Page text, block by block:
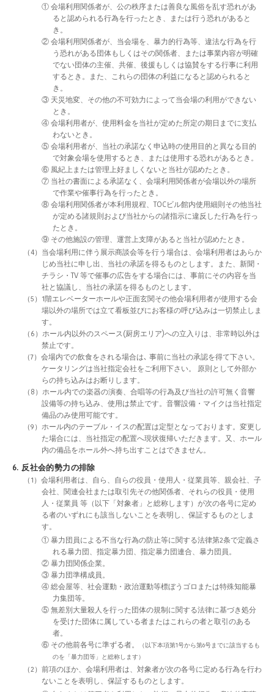
① 会場利用関係者が、公の秩序または善良な風俗を乱す恐れがあ
ると認められる行為を行ったとき、または行う恐れがあると
き。
② 会場利用関係者が、当会場を、暴力的行為等、違法な行為を行
う恐れがある団体もしくはその関係者、または事業内容が明確
でない団体の主催、共催、後援もしくは協賛をする行事に利用
するとき。また、これらの団体の利益になると認められると
き。
③ 天災地変、その他の不可効力によって当会場の利用ができない
とき。
④ 会場利用者が、使用料金を当社が定めた所定の期日までに支払
わないとき。
⑤ 会場利用者が、当社の承諾なく申込時の使用目的と異なる目的
で対象会場を使用するとき、または使用する恐れがあるとき。
⑥ 風紀上または管理上好ましくないと当社が認めたとき。
⑦ 当社の書面による承諾なく、会場利用関係者が会場以外の場所
で作業や催事行為を行ったとき。
⑧ 会場利用関係者が本利用規程、TOCビル館内使用細則その他当社
が定める諸規則および当社からの諸指示に違反した行為を行っ
たとき。
⑨ その他施設の管理、運営上支障があると当社が認めたとき。
（4）当会場利用に伴う展示商談会等を行う場合は、会場利用者はあらか
じめ当社に申し出、当社の承諾を得るものとします。また、新聞・
チラシ・TV 等で催事の広告をする場合には、事前にその内容を当
社と協議し、当社の承諾を得るものとします。
（5）1階エレベーターホールや正面玄関その他会場利用者が使用する会
場以外の場所では立て看板並びにお客様の呼び込みは一切禁止しま
す。
（6）ホール内以外のスペース(厨房エリア)への立入りは、非常時以外は
禁止です。
（7）会場内での飲食をされる場合は､ 事前に当社の承認を得て下さい。
ケータリングは当社指定会社をご利用下さい。 原則として外部か
らの持ち込みはお断りします。
（8）ホール内での楽器の演奏、合唱等の行為及び当社の許可無く音響
設備等の持ち込み、使用は禁止です。音響設備・マイクは当社指定
備品のみ使用可能です。
（9）ホール内のテーブル・イスの配置は定型となっております。変更し
た場合には、当社指定の配置へ現状復帰いただきます。又、ホール
内の備品をホール外へ持ち出すことはできません。
6. 反社会的勢力の排除
（1）会場利用者は、自ら、自らの役員・使用人・従業員等、親会社、子
会社、関連会社または取引先その他関係者、それらの役員・使用
人・従業員 等（以下「対象者」と総称します）が次の各号に定め
る者のいずれにも該当しないことを表明し、保証するものとしま
す。
① 暴力団員による不当な行為の防止等に関する法律第2条で定義さ
れる暴力団、指定暴力団、指定暴力団連合、暴力団員。
② 暴力団関係企業。
③ 暴力団準構成員。
④ 総会屋等、社会運動・政治運動等標ぼうゴロまたは特殊知能暴
力集団等。
⑤ 無差別大量殺人を行った団体の規制に関する法律に基づき処分
を受けた団体に属している者またはこれらの者と取引のある
者。
⑥ その他前各号に準ずる者。
（以下本項第1号から第6号までに該当するも
のを「暴力団等」と総称します）
（2）前項のほか、会場利用者は、対象者が次の各号に定める行為を行わ
ないことを表明し、保証するものとします。